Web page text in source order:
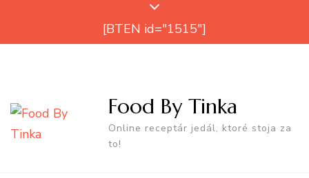
[BTEN id="1515"]
Food By Tinka
Online receptár jedál, ktoré stoja za
to!